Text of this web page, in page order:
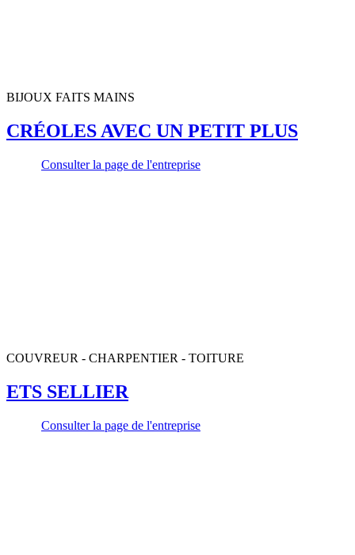
BIJOUX FAITS MAINS
CRÉOLES AVEC UN PETIT PLUS
Consulter la page de l'entreprise
COUVREUR - CHARPENTIER - TOITURE
ETS SELLIER
Consulter la page de l'entreprise